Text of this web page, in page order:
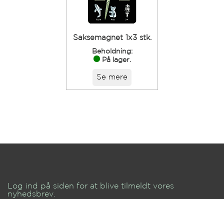
Saksemagnet 1x3 stk.
Beholdning:
På lager.
Se mere
Log ind på siden for at blive tilmeldt vores
nyhedsbrev.